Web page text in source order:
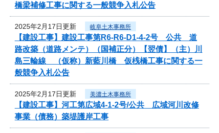
橋梁補修工事に関する一般競争入札公告
2025年2月17日更新 岐阜土木事務所
【建設工事】建設工事第R6-R6-D1-4-2号 公共 道
路改築（道路メンテ）（国補正分）【翌債】（主）川
島三輪線 （仮称）新藍川橋 仮桟橋工事に関する一
般競争入札公告
2025年2月17日更新 美濃土木事務所
【建設工事】河工第広域4-1-2号/公共 広域河川改修
事業（債務）築堤護岸工事